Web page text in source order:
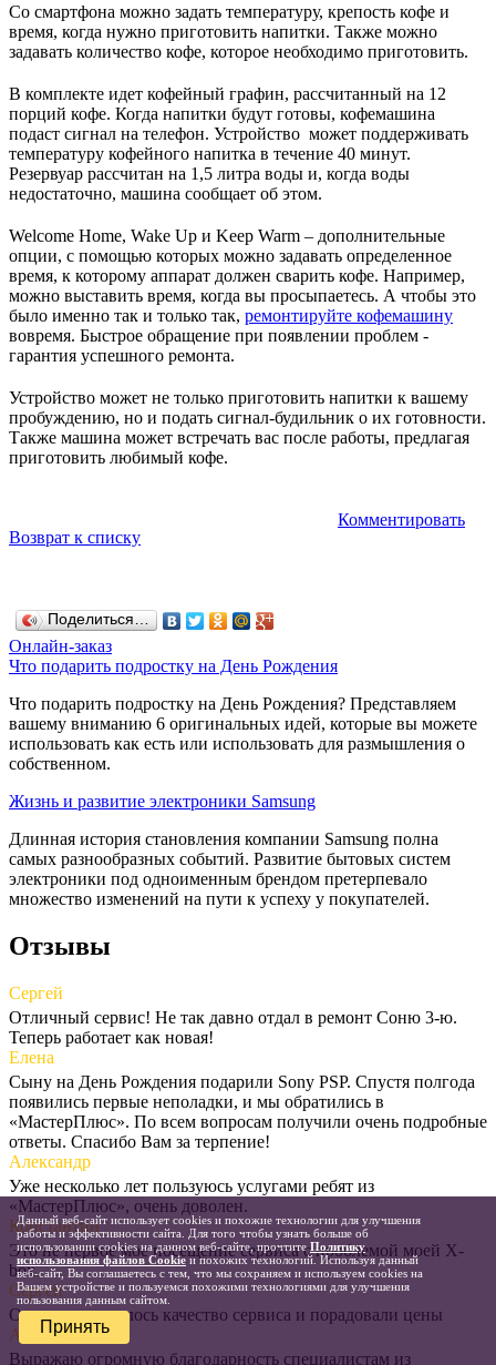
Со смартфона можно задать температуру, крепость кофе и
время, когда нужно приготовить напитки. Также можно
задавать количество кофе, которое необходимо приготовить.
В комплекте идет кофейный графин, рассчитанный на 12
порций кофе. Когда напитки будут готовы, кофемашина
подаст сигнал на телефон. Устройство может поддерживать
температуру кофейного напитка в течение 40 минут.
Резервуар рассчитан на 1,5 литра воды и, когда воды
недостаточно, машина сообщает об этом.
Welcome Home, Wake Up и Keep Warm – дополнительные
опции, с помощью которых можно задавать определенное
время, к которому аппарат должен сварить кофе. Например,
можно выставить время, когда вы просыпаетесь. А чтобы это
было именно так и только так, ремонтируйте кофемашину
вовремя. Быстрое обращение при появлении проблем -
гарантия успешного ремонта.
Устройство может не только приготовить напитки к вашему
пробуждению, но и подать сигнал-будильник о их готовности.
Также машина может встречать вас после работы, предлагая
приготовить любимый кофе.
Комментировать
Возврат к списку
Поделиться…
Онлайн-заказ
Что подарить подростку на День Рождения
Что подарить подростку на День Рождения? Представляем
вашему вниманию 6 оригинальных идей, которые вы можете
использовать как есть или использовать для размышления о
собственном.
Жизнь и развитие электроники Samsung
Длинная история становления компании Samsung полна
самых разнообразных событий. Развитие бытовых систем
электроники под одноименным брендом претерпевало
множество изменений на пути к успеху у покупателей.
Отзывы
Сергей
Отличный сервис! Не так давно отдал в ремонт Соню 3-ю.
Теперь работает как новая!
Елена
Сыну на День Рождения подарили Sony PSP. Спустя полгода
появились первые неполадки, и мы обратились в
«МастерПлюс». По всем вопросам получили очень подробные
ответы. Спасибо Вам за терпение!
Александр
Уже несколько лет пользуюсь услугами ребят из
«МастерПлюс», очень доволен.
Константин
Это не первое мое посещение сервиса с проблемой моей X-
box.
Сергей
Очень понравилось качество сервиса и порадовали цены
Андрей
Выражаю огромную благодарность специалистам из
Данный веб-сайт использует cookies и похожие технологии для улучшения
работы и эффективности сайта. Для того чтобы узнать больше об
использовании cookies на данном веб-сайте, прочтитеПолитику
использования файлов Cookieи похожих технологий. Используя данный
веб-сайт, Вы соглашаетесь с тем, что мы сохраняем и используем cookies на
Вашем устройстве и пользуемся похожими технологиями для улучшения
пользования данным сайтом.
Принять